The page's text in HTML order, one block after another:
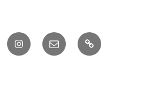
InstagramEmail Recepti